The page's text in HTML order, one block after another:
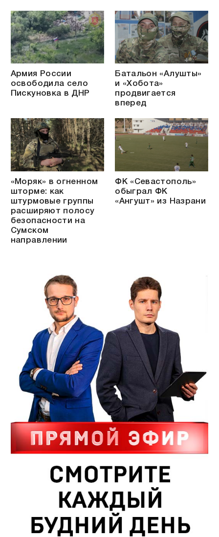
Армия России
освободила село
Пискуновка в ДНР
Батальон «Алушты»
и «Хобота»
продвигается
вперед
«Моряк» в огненном
шторме: как
штурмовые группы
расширяют полосу
безопасности на
Сумском
направлении
ФК «Севастополь»
обыграл ФК
«Ангушт» из Назрани